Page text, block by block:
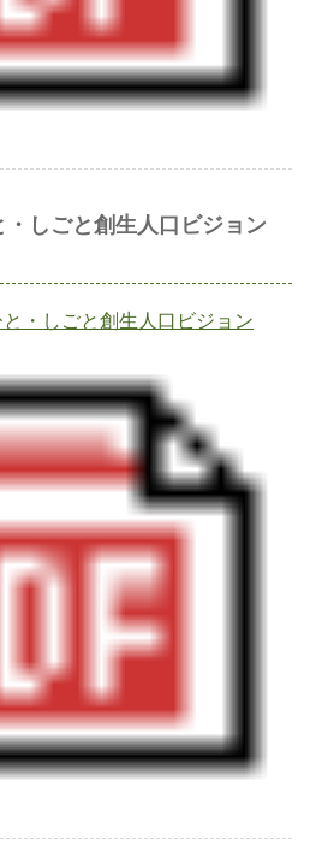
しごと創生人口ビジョン
・しごと創生人口ビジョン